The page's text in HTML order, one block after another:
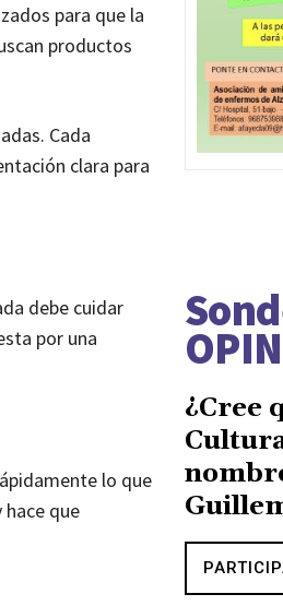
para que la
productos
Cada
clara para
debe cuidar
por una
lo que
que
¿Cree